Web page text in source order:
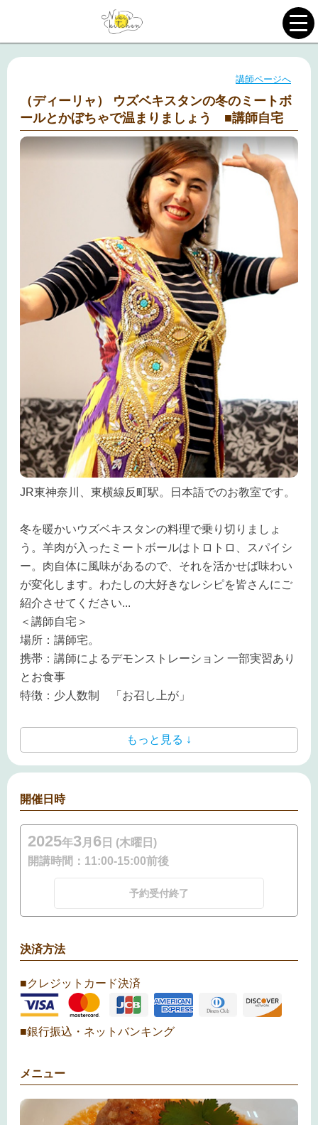
講師ページへ
（ディーリャ） ウズベキスタンの冬のミートボ
ールとかぼちゃで温まりましょう ■講師自宅
JR東神奈川、東横線反町駅。日本語でのお教室です。
冬を暖かいウズベキスタンの料理で乗り切りましょ
う。羊肉が入ったミートボールはトロトロ、スパイシ
ー。肉自体に風味があるので、それを活かせば味わい
が変化します。わたしの大好きなレシピを皆さんにご
紹介させてください...
＜講師自宅＞
場所：講師宅。
携帯：講師によるデモンストレーション 一部実習あり
とお食事
特徴：少人数制 「お召し上が」
もっと見る ↓
開催日時
2025年3月 6 日 (木曜日)
開講時間： 11:00-15:00前後
予約受付終了
決済方法
■クレジットカード決済
■銀行振込・ネットバンキング
メニュー